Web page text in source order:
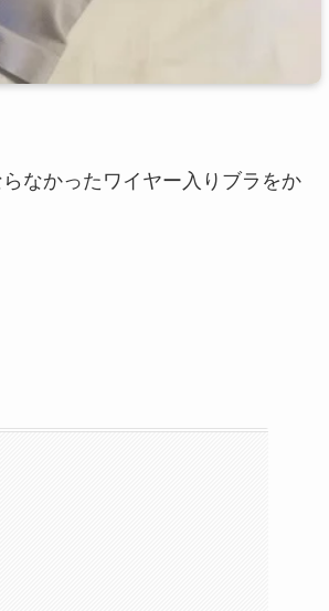
なかったワイヤー入りブラをか